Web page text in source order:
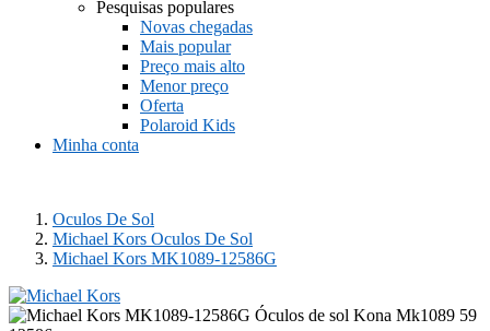
Pesquisas populares
Novas chegadas
Mais popular
Preço mais alto
Menor preço
Oferta
Polaroid Kids
Minha conta
Oculos De Sol
Michael Kors Oculos De Sol
Michael Kors MK1089-12586G